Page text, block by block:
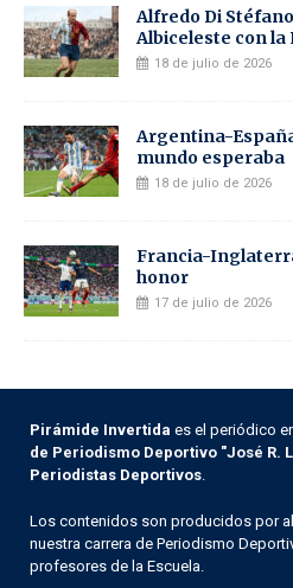
Alfredo Di
Albiceleste con la
18 de julio de 2026
Argentina-
mundo esperaba
18 de julio de 2026
Francia-
honor
17 de julio de 2026
Pirámide Invertida es el periódico
de Periodismo Deportivo "José R.
Periodistas Deportivos
Los contenidos son producidos por
nuestra carrera de Periodismo
profesores de la Escuela.